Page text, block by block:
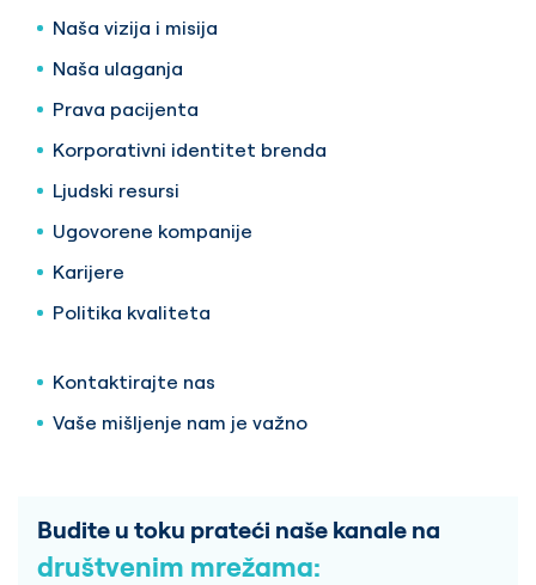
Naša vizija i misija
Naša ulaganja
Prava pacijenta
Korporativni identitet brenda
Ljudski resursi
Ugovorene kompanije
Karijere
Politika kvaliteta
Kontaktirajte nas
Vaše mišljenje nam je važno
Budite u toku prateći naše kanale na
društvenim mrežama: